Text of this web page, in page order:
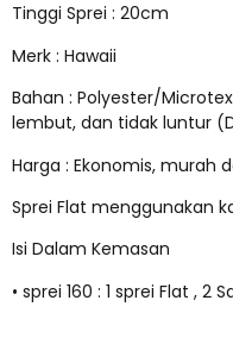
Tinggi Sprei : 20cm
Merk : Hawaii
Bahan : Polyester/
lembut, dan tidak luntur
Harga : Ekonomis, murah
Sprei Flat menggunakan
Isi Dalam Kemasan
• sprei 160 : 1 sprei Flat , 2